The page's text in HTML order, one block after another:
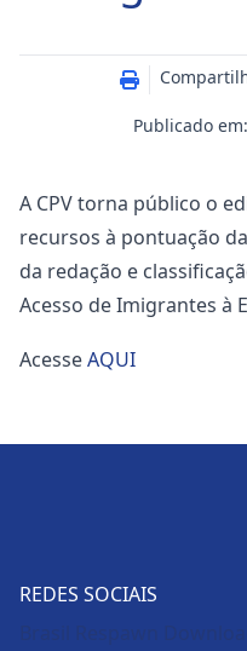
Publicado
A CPV torna público o
recursos à pontuação
da redação e
Acesso de Imigrantes à
AcesseAQUI
REDES SOCIAIS